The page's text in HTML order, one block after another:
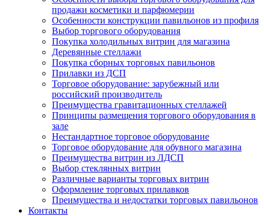
продажи косметики и парфюмерии
Особенности конструкции павильонов из профиля
Выбор торгового оборудования
Покупка холодильных витрин для магазина
Деревянные стеллажи
Покупка сборных торговых павильонов
Прилавки из ДСП
Торговое оборудование: зарубежный или
российский производитель
Преимущества гравитационных стеллажей
Принципы размещения торгового оборудования в
зале
Нестандартное торговое оборудование
Торговое оборудование для обувного магазина
Преимущества витрин из ЛДСП
Выбор стеклянных витрин
Различные варианты торговых витрин
Оформление торговых прилавков
Преимущества и недостатки торговых павильонов
Контакты